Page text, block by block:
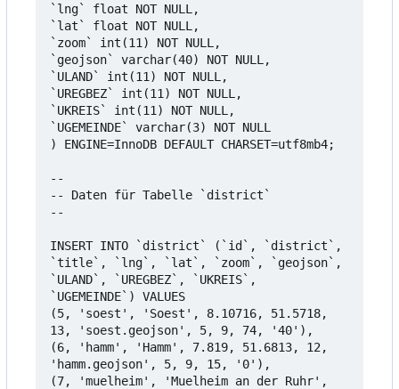
`lng` float NOT NULL,
`lat` float NOT NULL,
`zoom` int(11) NOT NULL,
`geojson` varchar(40) NOT NULL,
`ULAND` int(11) NOT NULL,
`UREGBEZ` int(11) NOT NULL,
`UKREIS` int(11) NOT NULL,
`UGEMEINDE` varchar(3) NOT NULL
) ENGINE=InnoDB DEFAULT CHARSET=utf8mb4;
--
-- Daten für Tabelle `district`
--
INSERT INTO `district` (`id`, `district`,
`title`, `lng`, `lat`, `zoom`, `geojson`,
`ULAND`, `UREGBEZ`, `UKREIS`,
`UGEMEINDE`) VALUES
(5, 'soest', 'Soest', 8.10716, 51.5718,
13, 'soest.geojson', 5, 9, 74, '40'),
(6, 'hamm', 'Hamm', 7.819, 51.6813, 12,
'hamm.geojson', 5, 9, 15, '0'),
(7, 'muelheim', 'Muelheim an der Ruhr',